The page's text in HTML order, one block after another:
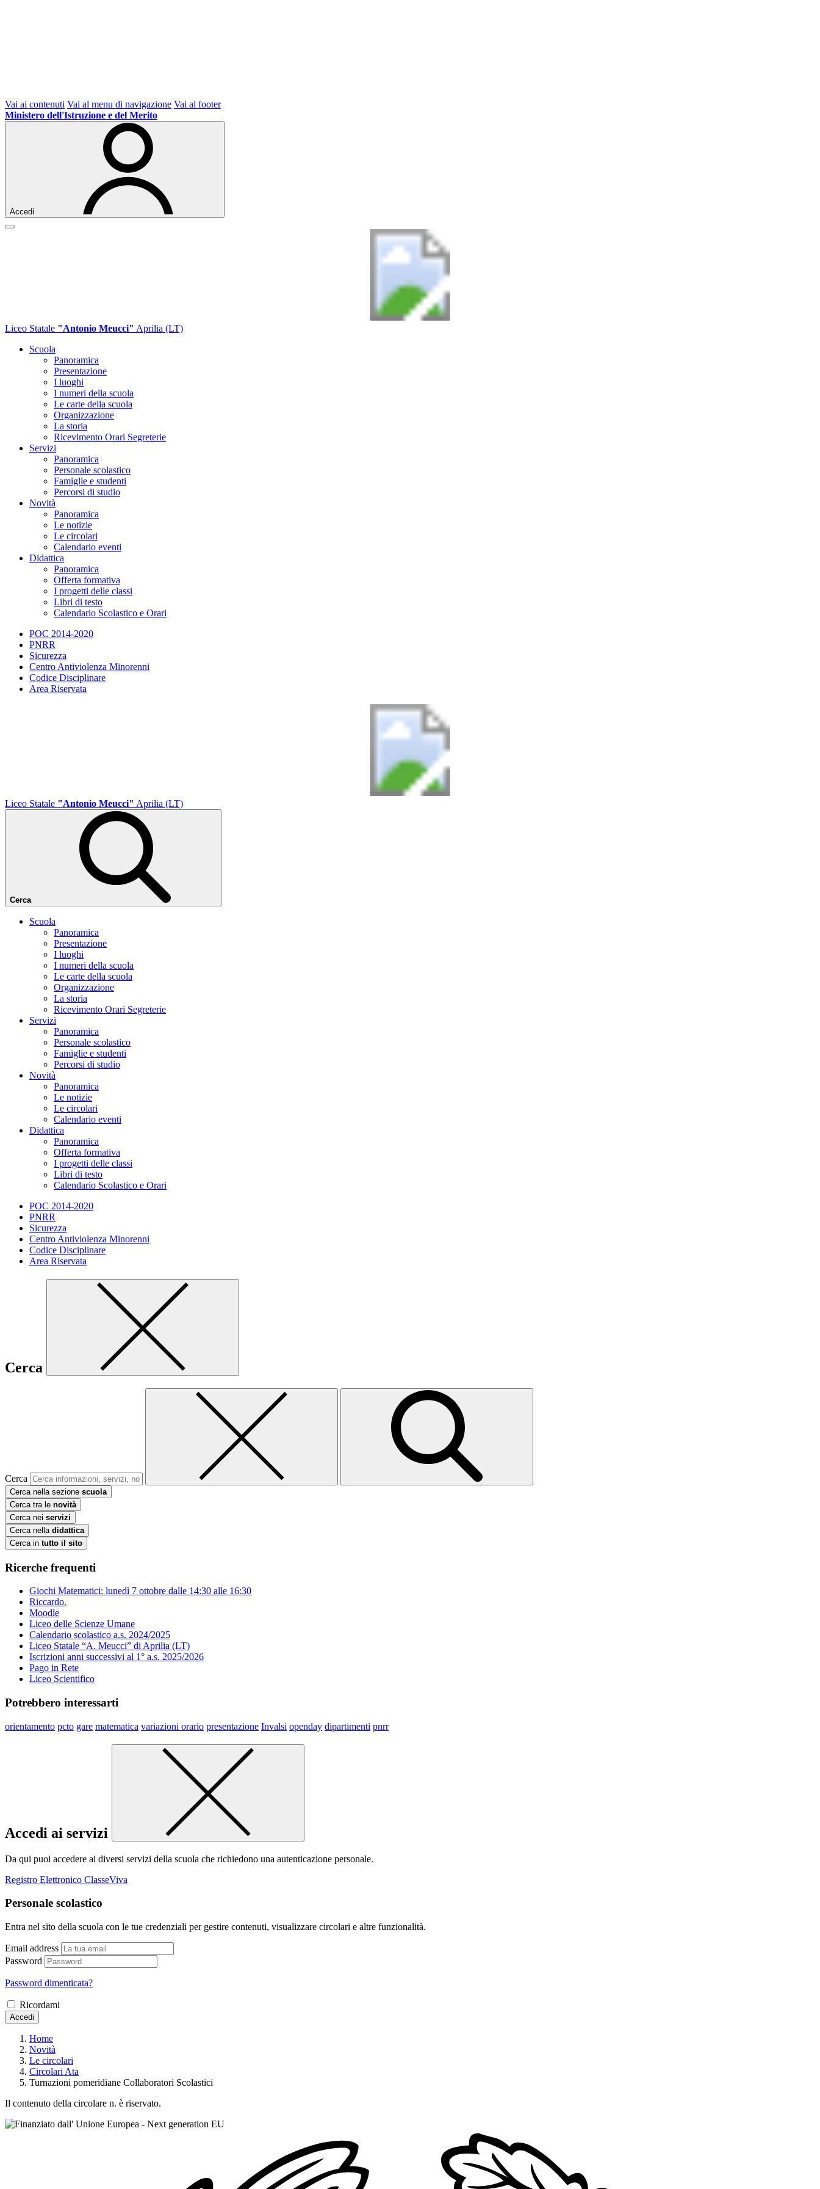
Vai ai contenuti Vai al menu di navigazione Vai al footer
Ministero dell'Istruzione e del Merito
Accedi
Liceo Statale "Antonio Meucci" Aprilia (LT)
Scuola
Panoramica
Presentazione
I luoghi
I numeri della scuola
Le carte della scuola
Organizzazione
La storia
Ricevimento Orari Segreterie
Servizi
Panoramica
Personale scolastico
Famiglie e studenti
Percorsi di studio
Novità
Panoramica
Le notizie
Le circolari
Calendario eventi
Didattica
Panoramica
Offerta formativa
I progetti delle classi
Libri di testo
Calendario Scolastico e Orari
POC 2014-2020
PNRR
Sicurezza
Centro Antiviolenza Minorenni
Codice Disciplinare
Area Riservata
Liceo Statale "Antonio Meucci" Aprilia (LT)
Cerca
Scuola
Panoramica
Presentazione
I luoghi
I numeri della scuola
Le carte della scuola
Organizzazione
La storia
Ricevimento Orari Segreterie
Servizi
Panoramica
Personale scolastico
Famiglie e studenti
Percorsi di studio
Novità
Panoramica
Le notizie
Le circolari
Calendario eventi
Didattica
Panoramica
Offerta formativa
I progetti delle classi
Libri di testo
Calendario Scolastico e Orari
POC 2014-2020
PNRR
Sicurezza
Centro Antiviolenza Minorenni
Codice Disciplinare
Area Riservata
Cerca
Cerca
Cerca nella sezione scuola
Cerca tra le novità
Cerca nei servizi
Cerca nella didattica
Cerca in tutto il sito
Ricerche frequenti
Giochi Matematici: lunedì 7 ottobre dalle 14:30 alle 16:30
Riccardo.
Moodle
Liceo delle Scienze Umane
Calendario scolastico a.s. 2024/2025
Liceo Statale “A. Meucci” di Aprilia (LT)
Iscrizioni anni successivi al 1° a.s. 2025/2026
Pago in Rete
Liceo Scientifico
Potrebbero interessarti
orientamento pcto gare matematica variazioni orario presentazione Invalsi openday dipartimenti pnrr
Accedi ai servizi
Da qui puoi accedere ai diversi servizi della scuola che richiedono una autenticazione personale.
Registro Elettronico ClasseViva
Personale scolastico
Entra nel sito della scuola con le tue credenziali per gestire contenuti, visualizzare circolari e altre funzionalità.
Email address
Password
Password dimenticata?
Ricordami
Accedi
Home
Novità
Le circolari
Circolari Ata
Turnazioni pomeridiane Collaboratori Scolastici
Il contenuto della circolare n. è riservato.